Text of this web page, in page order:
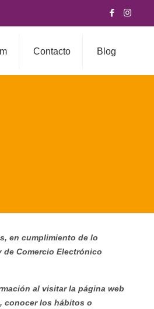
Contacto Blog
en cumplimiento de lo
de Comercio Electrónico
al visitar la página web
conocer los hábitos o